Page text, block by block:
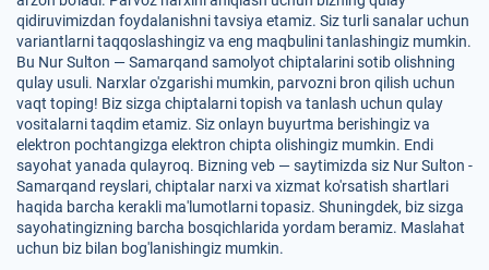
qidiruvimizdan foydalanishni tavsiya etamiz. Siz turli sanalar uchun
variantlarni taqqoslashingiz va eng maqbulini tanlashingiz mumkin.
Bu Nur Sulton — Samarqand samolyot chiptalarini sotib olishning
qulay usuli. Narxlar o'zgarishi mumkin, parvozni bron qilish uchun
vaqt toping! Biz sizga chiptalarni topish va tanlash uchun qulay
vositalarni taqdim etamiz. Siz onlayn buyurtma berishingiz va
elektron pochtangizga elektron chipta olishingiz mumkin. Endi
sayohat yanada qulayroq. Bizning veb — saytimizda siz Nur Sulton -
Samarqand reyslari, chiptalar narxi va xizmat ko'rsatish shartlari
haqida barcha kerakli ma'lumotlarni topasiz. Shuningdek, biz sizga
sayohatingizning barcha bosqichlarida yordam beramiz. Maslahat
uchun biz bilan bog'lanishingiz mumkin.